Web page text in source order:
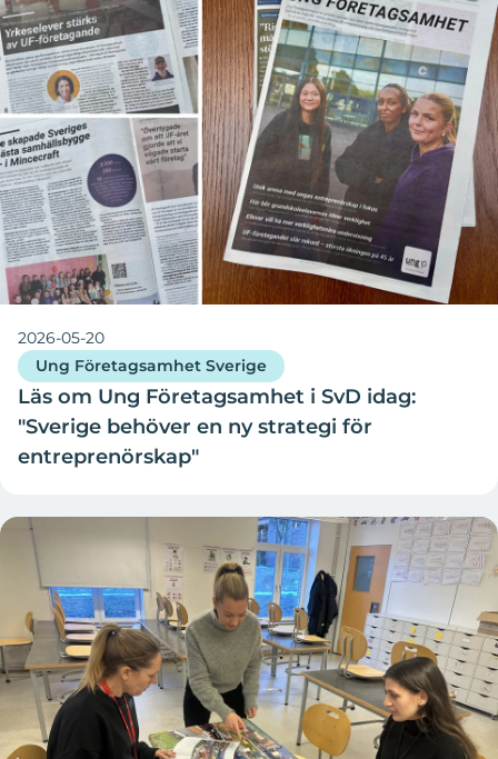
2026-05-20
Ung Företagsamhet Sverige
Läs om Ung Företagsamhet i SvD idag:
"Sverige behöver en ny strategi för
entreprenörskap"